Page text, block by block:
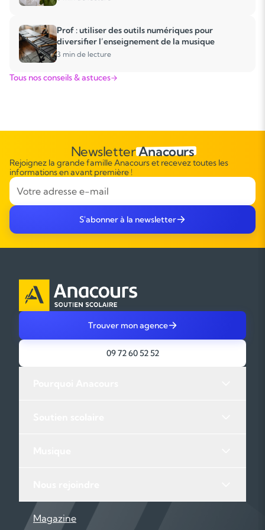
Prof : utiliser des outils numériques pour
diversifier l’enseignement de la musique
3 min de lecture
Tous nos conseils & astuces
NewsletterAnacours
Rejoignez la grande famille Anacours et recevez toutes les
informations en avant première !
S'abonner à la newsletter
Trouver mon agence
09 72 60 52 52
Magazine